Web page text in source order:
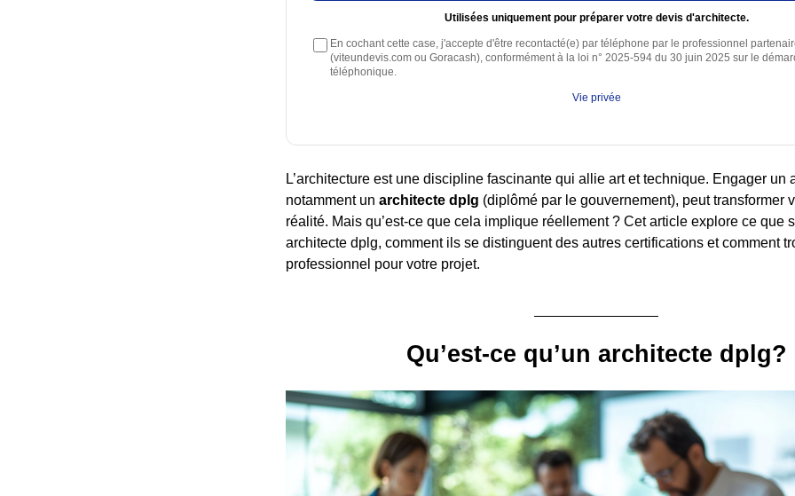
Utilisées uniquement pour préparer votre devis d'architecte.
En cochant cette case, j'accepte d'être recontacté(e) par téléphone par le professionnel
(viteundevis.com ou Goracash), conformément à la loi n° 2025-594 du 30 juin 2025 sur le
téléphonique.
Vie privée
L’architecture est une discipline fascinante qui allie art et technique. Engager un
notamment un architecte dplg (diplômé par le gouvernement), peut transformer
réalité. Mais qu’est-ce que cela implique réellement ? Cet article explore ce que
architecte dplg, comment ils se distinguent des autres certifications et comment
professionnel pour votre projet.
Qu’est-ce qu’un architecte dplg?